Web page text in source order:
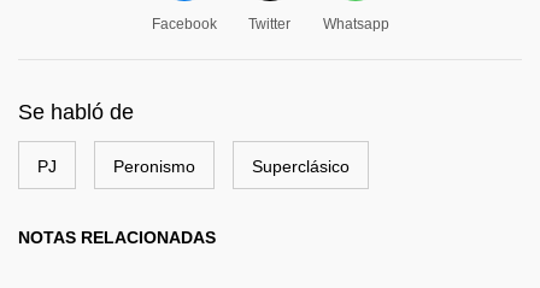
Facebook Twitter Whatsapp
Se habló de
PJ Peronismo Superclásico
NOTAS RELACIONADAS